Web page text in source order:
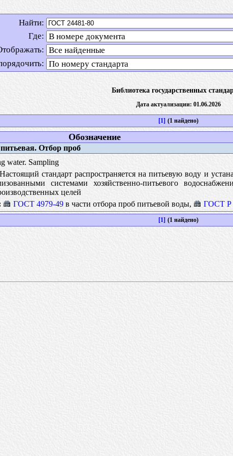
Найти:
Где:
Библиотека государственных
Дата актуализации: 01.06.2026
[1] (1 найдено)
Обозначение
Отбор проб
water. Sampling
Настоящий стандарт распространяется на питьевую воду и
системами хозяйственно-питьевого
целей
ГОСТ 4979-49в части отбора проб питьевой воды, ГОСТ Р
[1] (1 найдено)